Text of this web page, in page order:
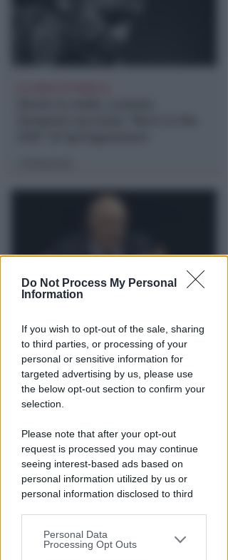
Do Not Process My Personal
Information
If you wish to opt-out of the sale, sharing
to third parties, or processing of your
personal or sensitive information for
targeted advertising by us, please use
the below opt-out section to confirm your
selection.
Please note that after your opt-out
request is processed you may continue
seeing interest-based ads based on
personal information utilized by us or
personal information disclosed to third
You may separately opt-out of the further
disclosure of your personal information
Personal Data
Processing Opt Outs
SUL SAGRATO DELLA CHIESA
Il peccato sociale. A "I Lunedì di
Viserba" l'economista Stefano
Zamagni
diRedazione